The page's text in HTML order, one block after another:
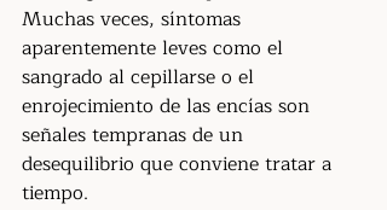
Muchas veces, síntomas
aparentemente leves como el
sangrado al cepillarse o el
enrojecimiento de las encías son
señales tempranas de un
desequilibrio que conviene tratar a
tiempo.